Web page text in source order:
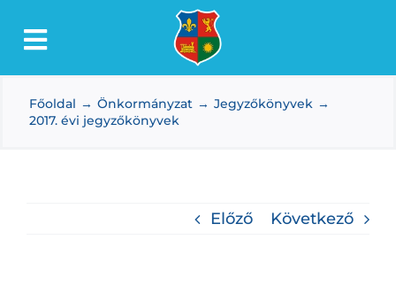
Toggle
Lőkösháza
Intézmények
Főoldal Önkormányzat
Jegyzőkönyvek
2017. évi jegyzőkönyvek
Előző Következő